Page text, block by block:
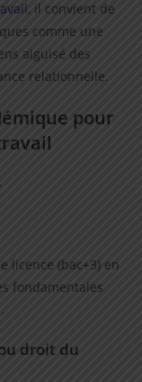
, il convient de
comme une
aiguisé des
relationnelle.
pour
licence (bac+3) en
fondamentales
droit du